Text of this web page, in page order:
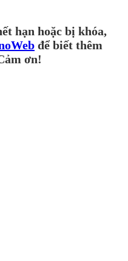
hạn hoặc bị khóa,
để biết thêm
ơn!